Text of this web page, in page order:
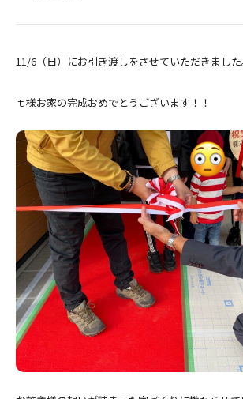
11/6（日）にお引き渡しをさせていただきました
ｔ様お家の完成おめでとうございます！！